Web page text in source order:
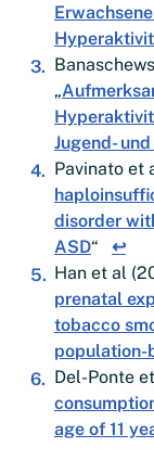
„
Jugend-
Pavinato et
disorder
ASD“ ↩︎
Han et al
prenatal
tobacco
population-
Del-Ponte
age of 11